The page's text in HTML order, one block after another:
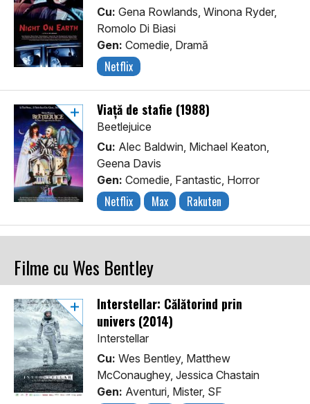
Cu: Gena Rowlands, Winona Ryder,
Romolo Di Biasi
Gen: Comedie, Dramă
Netflix
Viață de stafie (1988)
Beetlejuice
Cu: Alec Baldwin, Michael Keaton,
Geena Davis
Gen: Comedie, Fantastic, Horror
Netflix Max Rakuten
Filme cu Wes Bentley
Interstellar: Călătorind prin
univers (2014)
Interstellar
Cu: Wes Bentley, Matthew
McConaughey, Jessica Chastain
Gen: Aventuri, Mister, SF